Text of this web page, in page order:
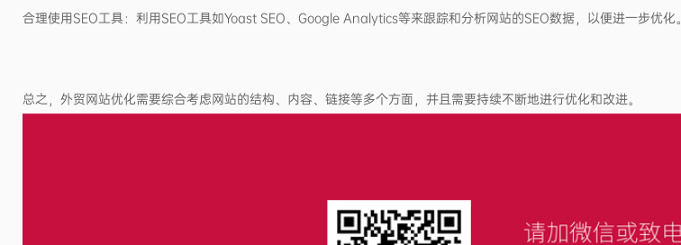
合理使用SEO工具：利用SEO工具如Yoast SEO、Google Analytics等来跟踪和分析网站的SEO数据，以便进一步优化。
总之，外贸网站优化需要综合考虑网站的结构、内容、链接等多个方面，并且需要持续不断地进行优化和改进。